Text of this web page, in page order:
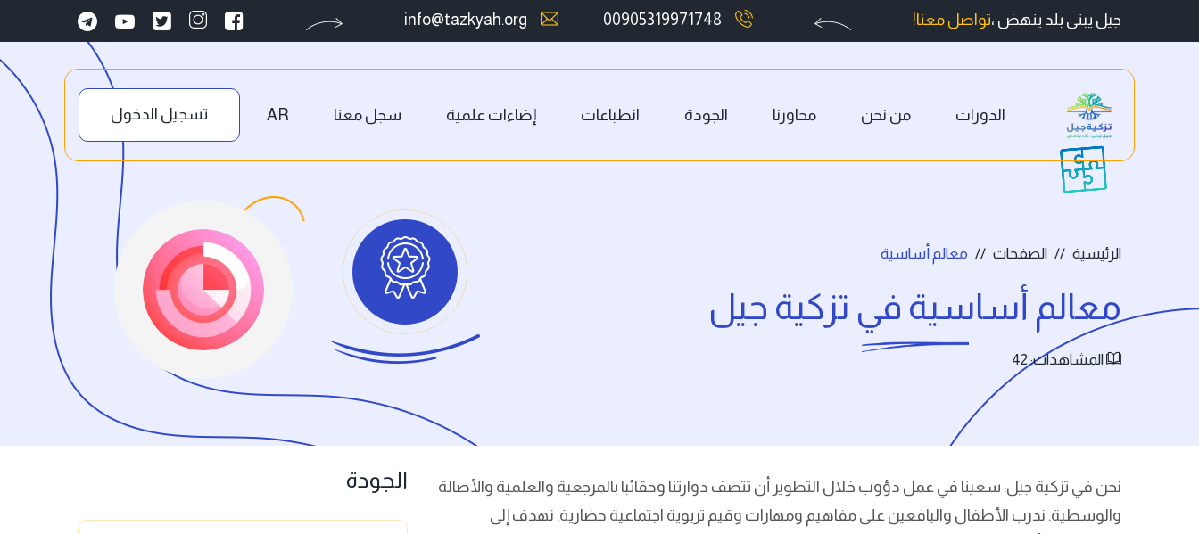
جيل يبنى بلد ينهض ،تواصل معنا! 00905319971748
info@tazkyah.org
الدورات من نحن محاورنا الجودة انطباعات إضاءات علمية سجل معنا AR تسجيل الدخول
الرئيسية الصفحات معالم أساسية
معالم أساسية في تزكية جيل
المشاهدات: 42
نحن في تزكية جيل: سعينا في عمل دؤوب خلال التطوير أن تتصف دوارتنا وحقائبا بالمرجعية والعلمية والأصالة
والوسطية. ندرب الأطفال واليافعين على مفاهيم ومهارات وقيم تربوية اجتماعية حضارية. نهدف إلى
الجودة